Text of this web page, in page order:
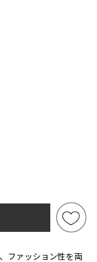
ファッション性を両